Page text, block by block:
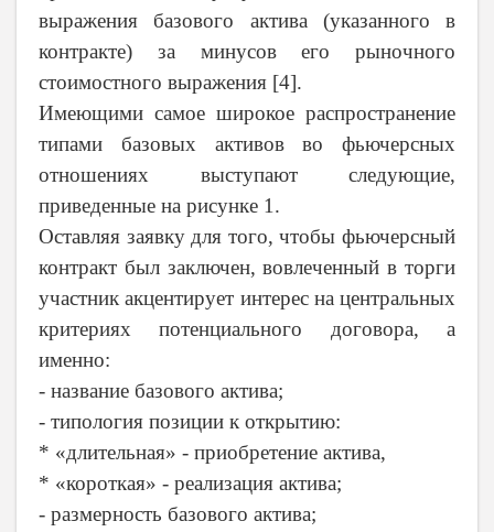
выражения базового актива (указанного в
контракте) за минусов его рыночного
стоимостного выражения [4].
Имеющими самое широкое распространение
типами базовых активов во фьючерсных
отношениях выступают следующие,
приведенные на рисунке 1.
Оставляя заявку для того, чтобы фьючерсный
контракт был заключен, вовлеченный в торги
участник акцентирует интерес на центральных
критериях потенциального договора, а
именно:
- название базового актива;
- типология позиции к открытию:
* «длительная» - приобретение актива,
* «короткая» - реализация актива;
- размерность базового актива;